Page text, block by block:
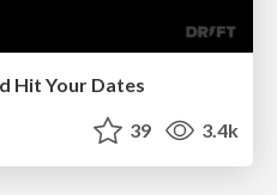
Hit Your Dates
39 3.4k